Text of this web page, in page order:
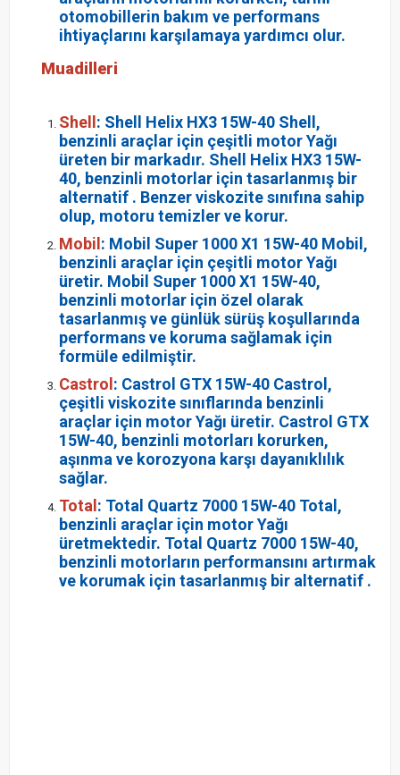
otomobillerin bakım ve performans
ihtiyaçlarını karşılamaya yardımcı olur.
Muadilleri
Shell : Shell Helix HX3 15W-40 Shell,
benzinli araçlar için çeşitli motor Yağı
üreten bir markadır. Shell Helix HX3 15W-
40, benzinli motorlar için tasarlanmış bir
alternatif . Benzer viskozite sınıfına sahip
olup, motoru temizler ve korur.
Mobil : Mobil Super 1000 X1 15W-40 Mobil,
benzinli araçlar için çeşitli motor Yağı
üretir. Mobil Super 1000 X1 15W-40,
benzinli motorlar için özel olarak
tasarlanmış ve günlük sürüş koşullarında
performans ve koruma sağlamak için
formüle edilmiştir.
Castrol : Castrol GTX 15W-40 Castrol,
çeşitli viskozite sınıflarında benzinli
araçlar için motor Yağı üretir. Castrol GTX
15W-40, benzinli motorları korurken,
aşınma ve korozyona karşı dayanıklılık
sağlar.
Total : Total Quartz 7000 15W-40 Total,
benzinli araçlar için motor Yağı
üretmektedir. Total Quartz 7000 15W-40,
benzinli motorların performansını artırmak
ve korumak için tasarlanmış bir alternatif .